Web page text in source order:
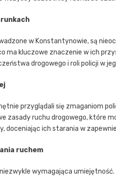
w Konstantynowie, są
ma kluczowe znaczenie w ich
drogowego i roli policji w
przyglądali się zmaganiom
zasady ruchu drogowego, które
doceniając ich starania w
ruchem
wymagająca